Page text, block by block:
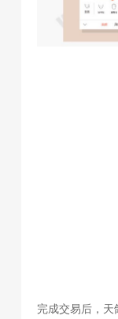
完成交易后，